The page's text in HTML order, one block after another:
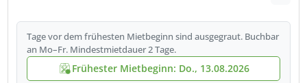
Tage vor dem frühesten Mietbeginn sind ausgegraut. Buchbar
an Mo–Fr. Mindestmietdauer 2 Tage.
Frühester Mietbeginn: Do., 13.08.2026